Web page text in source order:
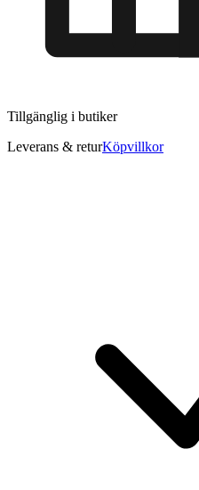
Tillgänglig i butiker
Leverans & returKöpvillkor